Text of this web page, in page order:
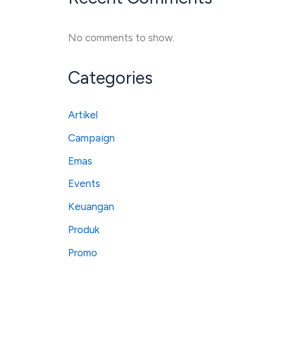
No comments to show.
Categories
Artikel
Campaign
Emas
Events
Keuangan
Produk
Promo